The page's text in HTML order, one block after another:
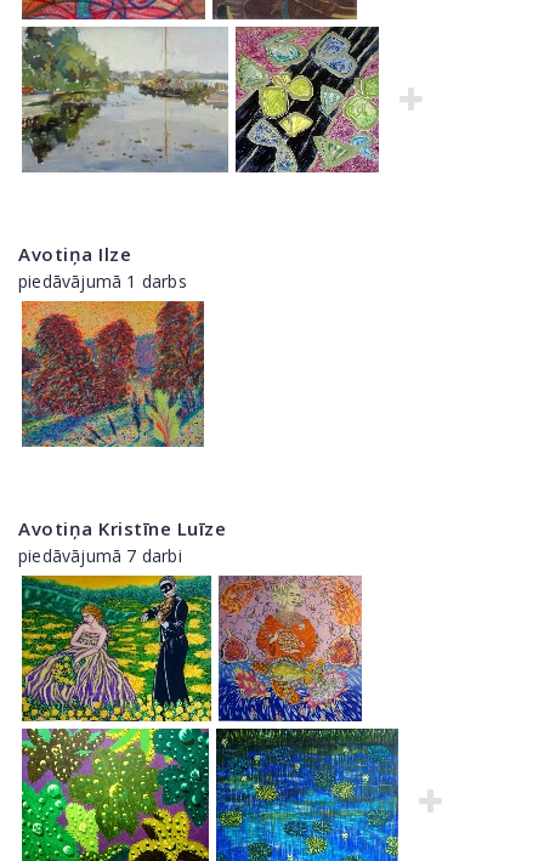
Avotiņa Ilze
piedāvājumā 1 darbs
Avotiņa Kristīne Luīze
piedāvājumā 7 darbi